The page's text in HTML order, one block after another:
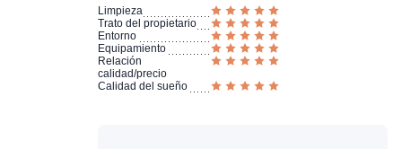
Limpieza
Trato del propietario
Entorno
Equipamiento
Relación
calidad/precio
Calidad del sueño